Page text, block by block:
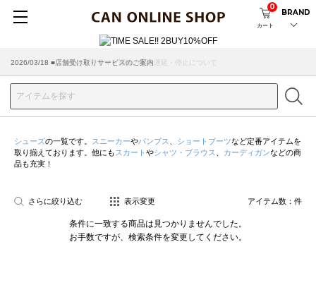
カート
0
BRAND
2026/07/29 ■【お知らせ】ヤマト運輸の配送遅延・停止について
2026/03/18 ■店舗受け取りサービスのご案内
シューズの一覧です。 スニーカーやパンプス ショートブーツなど定番アイテムを
取り揃えております。他にも スカート やシャツ・ブラウス カーディガンなどの商
品も充実！
さらに絞り込む 表示変更 アイテム数： 件
条件に一致する商品は見つかりませんでした。
お手数ですが、検索条件を変更してください。